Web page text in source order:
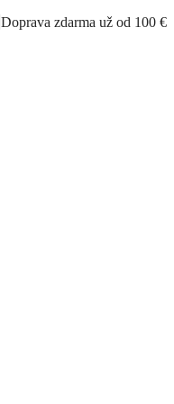
Doprava zdarma už od 100 €